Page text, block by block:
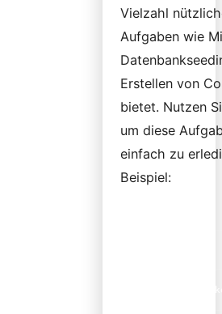
Vielzahl
Aufgaben wie
Erstellen von
bietet. Nutzen
um diese
einfach zu
Beispiel: